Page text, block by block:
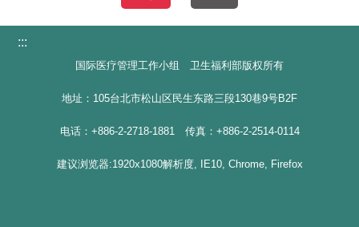
:::
国际医疗管理工作小组 卫生福利部版权所有
地址：105台北市松山区民生东路三段130巷9号B2F
电话：+886-2-2718-1881 传真：+886-2-2514-0114
建议浏览器:1920x1080解析度, IE10, Chrome, Firefox